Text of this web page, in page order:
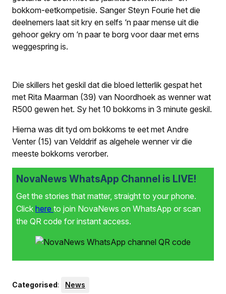
bokkom-eetkompetisie. Sanger Steyn Fourie het die
deelnemers laat sit kry en selfs ‘n paar mense uit die
gehoor gekry om ‘n paar te borg voor daar met erns
weggespring is.
Die skillers het geskil dat die bloed letterlik gespat het
met Rita Maarman (39) van Noordhoek as wenner wat
R500 gewen het. Sy het 10 bokkoms in 3 minute geskil.
Hierna was dit tyd om bokkoms te eet met Andre
Venter (15) van Velddrif as algehele wenner vir die
meeste bokkoms verorber.
NovaNews WhatsApp Channel is LIVE!
Get the stories that matter, straight to your phone.
Click here to join NovaNews on WhatsApp or scan
the QR code for instant access.
Categorised: News